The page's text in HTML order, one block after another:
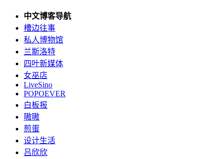
中文博客导航
槽边往事
私人博物馆
兰斯洛特
四叶新媒体
女巫店
LiveSino
POPOEVER
白板报
嗷嗷
煎蛋
设计生活
吕欣欣